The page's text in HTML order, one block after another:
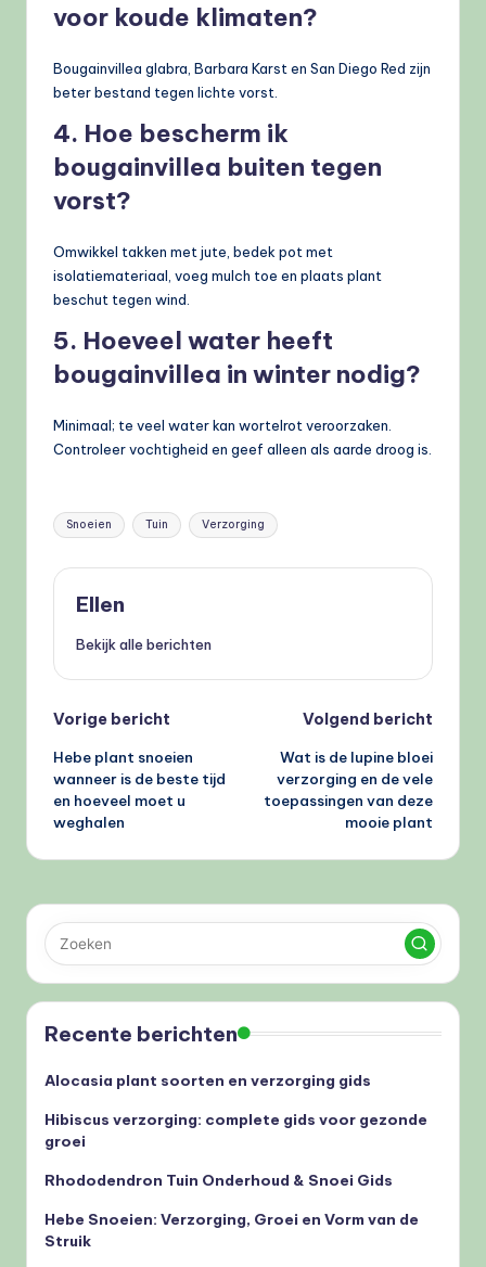
voor koude klimaten?
Bougainvillea glabra, Barbara Karst en San Diego Red zijn
beter bestand tegen lichte vorst.
4. Hoe bescherm ik
bougainvillea buiten tegen
vorst?
Omwikkel takken met jute, bedek pot met
isolatiemateriaal, voeg mulch toe en plaats plant
beschut tegen wind.
5. Hoeveel water heeft
bougainvillea in winter nodig?
Minimaal; te veel water kan wortelrot veroorzaken.
Controleer vochtigheid en geef alleen als aarde droog is.
Tags:
Snoeien Tuin Verzorging
Ellen
Bekijk alle berichten
Bericht
navigatie
Vorige bericht
Hebe plant snoeien
wanneer is de beste tijd
en hoeveel moet u
weghalen
Volgend bericht
Wat is de lupine bloei
verzorging en de vele
toepassingen van deze
mooie plant
Recente berichten
Alocasia plant soorten en verzorging gids
Hibiscus verzorging: complete gids voor gezonde
groei
Rhododendron Tuin Onderhoud & Snoei Gids
Hebe Snoeien: Verzorging, Groei en Vorm van de
Struik